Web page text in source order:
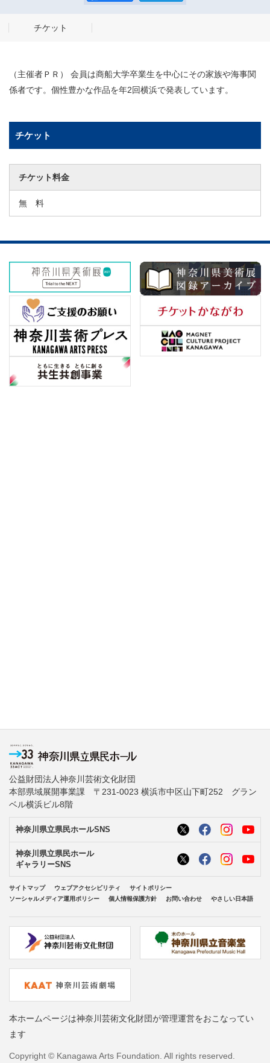
チケット
（主催者ＰＲ） 会員は商船大学卒業生を中心にその家族や海事関
係者です。個性豊かな作品を年2回横浜で発表しています。
チケット
チケット料金
無 料
公益財団法人神奈川芸術文化財団
本部県域展開事業課 〒231-0023 横浜市中区山下町252 グラン
ベル横浜ビル8階
神奈川県立県民ホールSNS
神奈川県立県民ホール
ギャラリーSNS
サイトマップ ウェブアクセシビリティ
サイトポリシー
ソーシャルメディア運用ポリシー
個人情報保護方針 お問い合わせ やさしい日本語
本ホームページは神奈川芸術文化財団が管理運営をおこなってい
ます
Copyright © Kanagawa Arts Foundation. All rights reserved.